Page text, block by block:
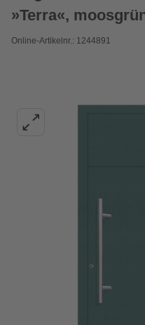
»Terra«,
Online-Artikelnr.: 1244891